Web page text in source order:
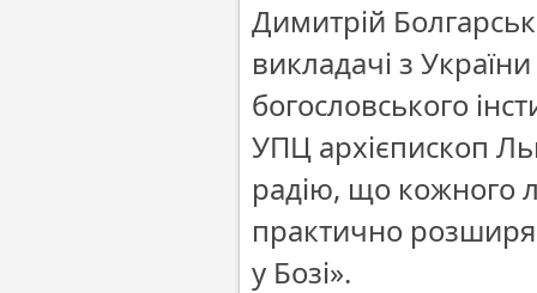
Димитрій
викладачі з
богословського
УПЦ архієпископ
радію, що кожного
практично
у Бозі».